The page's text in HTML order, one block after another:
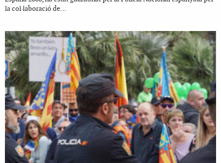
la col·laboració de...